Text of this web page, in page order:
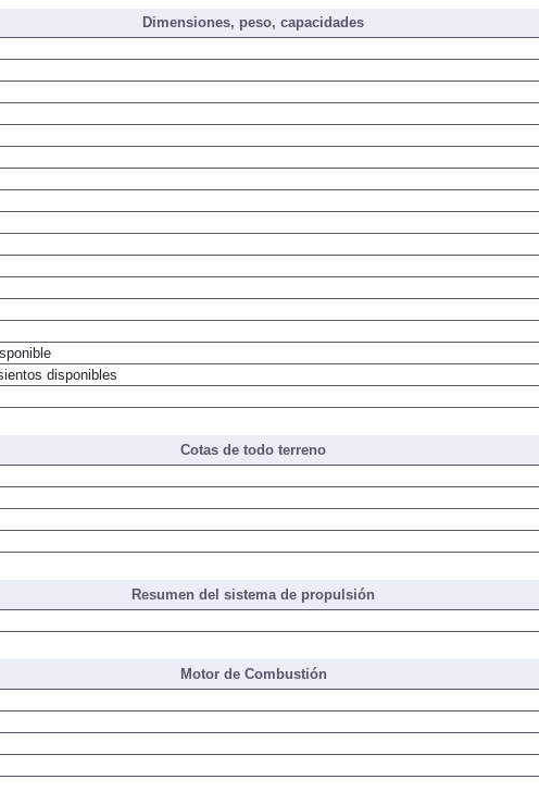
Dimensiones, peso, capacidades
disponibles
Cotas de todo terreno
Resumen del sistema de propulsión
Motor de Combustión